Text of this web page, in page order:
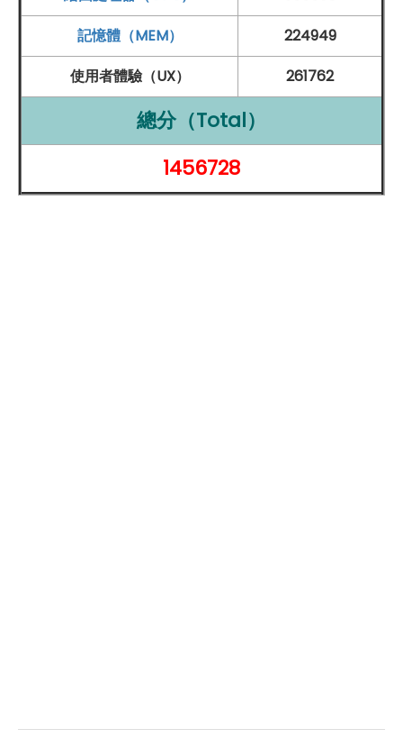
GBRAM/ 128GB
支援 microSD 記憶卡最高擴充 1TB 儲存空間
連線與通訊：
藍牙5.3
前置 1,200 萬畫素鏡頭
記憶體（MEM）
224949
使用者體驗（UX）
261762
總分（Total）
1456728